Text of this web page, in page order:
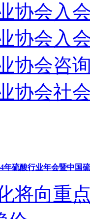
协会入
协会入
协会咨
协会社
年硫酸行业年会暨中国
将向重